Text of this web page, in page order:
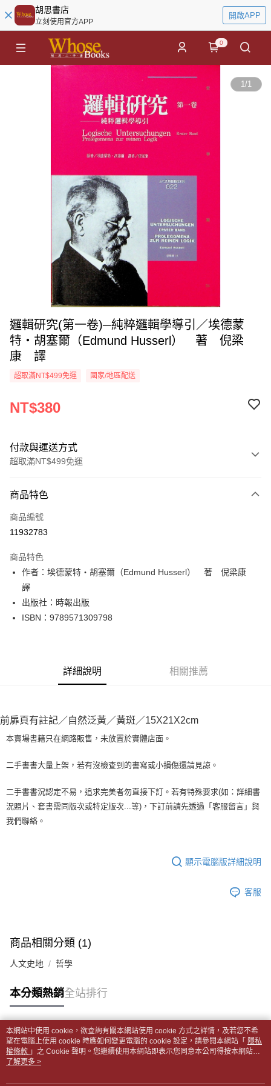
胡思書店
立刻使用官方APP
開啟APP
0
1/1
邏輯研究(第一卷)─純粹邏輯學導引／埃德蒙
特‧胡塞爾（Edmund Husserl） 著 倪梁
康 譯
超取滿NT$499免運 國家/地區配送
NT$380
付款與運送方式
超取滿NT$499免運
信用卡一次付款
超商取貨付款
Apple Pay
街口支付
悠遊付
1.本服務由台灣大哥大提供，台灣大哥大用戶可立即使用無須另外申請。
流程，驗證手機門號後，選擇欲分期的期數、繳款截止日，確認付款後即完
3.實際核准額度、可分期數及費用金額請依後續交易確認頁面所載為準。
消。如遇「轉專審核」未通過狀況，表示未達大哥付你分期系統評分，恕無
法說明評估內容。
【繳款方式說明】
1.分期款項不併入電信帳單，「大哥付你分期」於每月結算日後寄送繳費提
用戶於交易時，得透過本服務購買商品或服務，並由商店將買賣／分期付款
由本公司與您本人進行分期帳單所需資料之確認、核對及更正。
3.完整用戶服務條款，請詳閱以下連結：
AFTEE先享後付
相關說明
便利好安心！
２．便利：只要手機號碼，簡訊認證，即可結帳。
３．安心：先確認商品／服務後，再付款。
【「AFTEE先享後付」結帳流程】
３．收到繳費通知簡訊後14天內，點擊此簡訊中的連結，可透過四大超商／
※ 請注意：結帳手續完成當下不需立刻繳費，但若您需要取消訂單，請聯絡
購買商品的店家。未經商家同意取消之訂單仍視為有效，需透過AFTEE先享
客戶支援中心」https://netprotections.freshdesk.com/support/home
【注意事項】
易，需依本服務之必要範圍內提供個人資料，並將交易相關給付款項請求債
權轉讓予恩沛科技股份有限公司。
２．關於個人資料處理事宜，請瀏覽以下網址：
https://aftee.tw/terms/#terms3
３．未成年的使用者請事先徵得法定代理人或監護人之同意方可使用
「AFTEE先享後付」，若未經同意申辦者引起之損失，本公司不負相關責
任。
４．使用「AFTEE先享後付」時，將依據個別帳號之用戶狀況，依本公司即
運送方式
全家取貨付款【書籍"本數"8本以上，建議使用中華郵政宅配包
裹】
7-11取貨付款【書籍"本數"8本以上，建議使用中華郵政宅配
每筆NT$65，滿NT$688(含以上)免運費
中華郵政包裹
每筆NT$65，滿NT$688(含以上)免運費
中華郵政包裹(離島)
每筆NT$65，滿NT$688(含以上)免運費
商品特色
商品編號
11932783
商品特色
作者：埃德蒙特‧胡塞爾（Edmund Husserl） 著 倪梁康
譯
出版社：時報出版
ISBN：9789571309798
詳細說明 相關推薦
前扉頁有註記／自然泛黃／黃斑／15X21X2cm
本賣場書籍只在網路販售，未放置於實體店面。
二手書書大量上架，若有沒檢查到的書寫或小損傷還請見諒。
二手書書況認定不易，追求完美者勿直接下訂。若有特殊要求(如：詳細書
況照片、套書需同版次或特定版次...等)，下訂前請先透過「客服留言」與
我們聯絡。
顯示電腦版詳細說明
客服
商品相關分類 (1)
人文史地 哲學
本分類熱銷全站排行
熱門標籤
本網站中使用 cookie，欲查詢有關本網站使用 cookie 方式之詳情，及若您不希
望在電腦上使用 cookie 時應如何變更電腦的 cookie 設定，請參閱本網站「 隱私
權條款 」之 Cookie 聲明。您繼續使用本網站即表示您同意本公司得按本網站使
用條款之 Cookie 聲明使用 cookie。
了解更多 >